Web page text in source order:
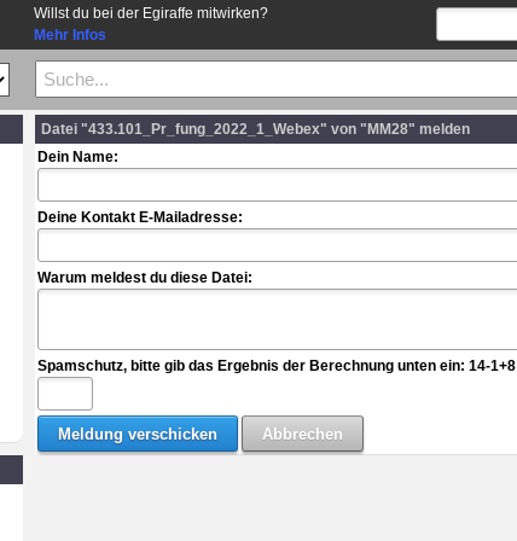
Willst du bei der Egiraffe mitwirken?
Mehr Infos
Datei "433.101_Pr_fung_2022_1_Webex" von "MM28" melden
Dein Name:
Deine Kontakt E-Mailadresse:
Warum meldest du diese Datei:
Spamschutz, bitte gib das Ergebnis der Berechnung unten ein: 14-1+8